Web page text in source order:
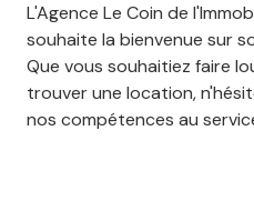
L'Agence Le Coin de
souhaite la bienvenue sur
Que vous souhaitiez faire
trouver une location,
nos compétences au